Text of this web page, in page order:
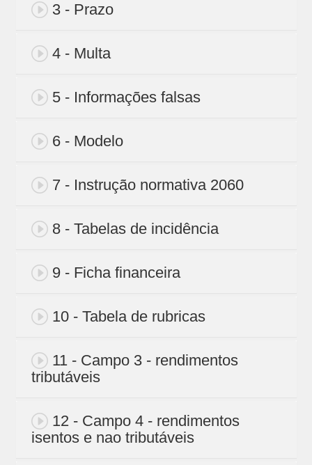
3 - Prazo
4 - Multa
5 - Informações falsas
6 - Modelo
7 - Instrução normativa 2060
8 - Tabelas de incidência
9 - Ficha financeira
10 - Tabela de rubricas
11 - Campo 3 - rendimentos
tributáveis
12 - Campo 4 - rendimentos
isentos e nao tributáveis